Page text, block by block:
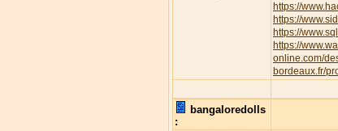
https://
https://
https://
https://
online.com/
bordeaux.fr/
bangaloredolls
: